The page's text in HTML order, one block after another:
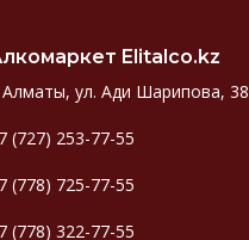
Elitalco.kz
Алматы, ул. Ади Шарипова, 38
(727) 253-77-55
(778) 725-77-55
(778) 322-77-55